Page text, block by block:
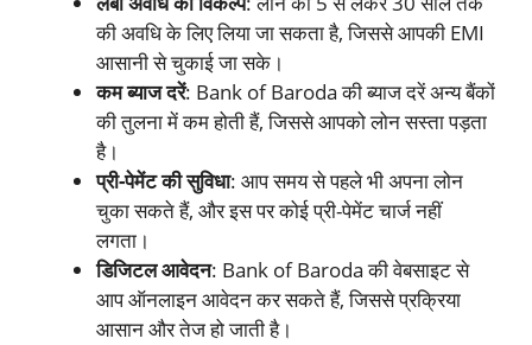
की अवधि के लिए लिया जा सकता है, जिससे आपकी EMI
आसानी से चुकाई जा सके।
कम ब्याज दरें: Bank of Baroda की ब्याज दरें अन्य बैंकों
की तुलना में कम होती हैं, जिससे आपको लोन सस्ता पड़ता
है।
प्री-पेमेंट की सुविधा: आप समय से पहले भी अपना लोन
चुका सकते हैं, और इस पर कोई प्री-पेमेंट चार्ज नहीं
लगता।
डिजिटल आवेदन: Bank of Baroda की वेबसाइट से
आप ऑनलाइन आवेदन कर सकते हैं, जिससे प्रक्रिया
आसान और तेज हो जाती है।